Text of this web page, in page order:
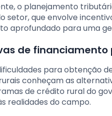
o planejamento
setor, que envolve
aprofundado para uma
de financiamento
para obtenção
conheçam as
de crédito rural do
realidades do campo.